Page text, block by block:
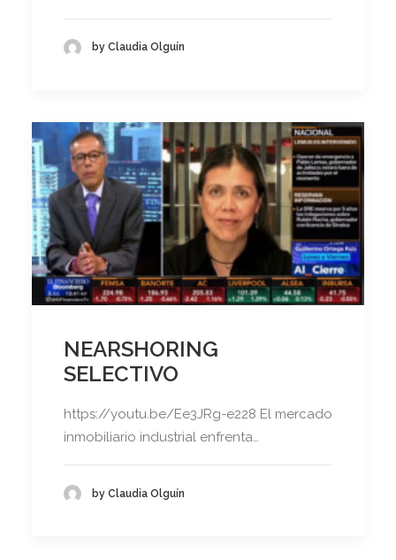
by Claudia Olguín
NEARSHORING
SELECTIVO
https://youtu.be/Ee3JRg-e228 El mercado
inmobiliario industrial enfrenta…
by Claudia Olguín